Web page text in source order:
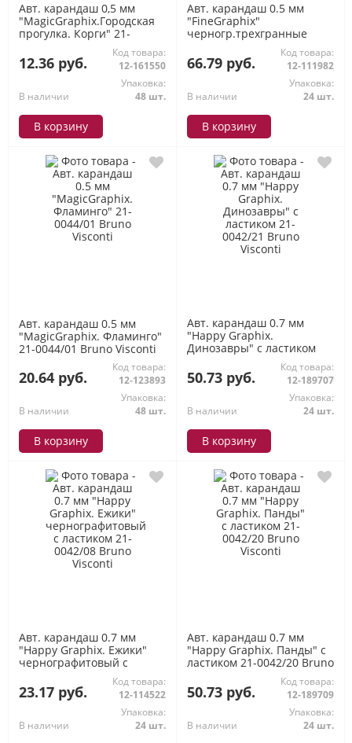
Авт. карандаш 0,5 мм
"MagicGraphix.Городская
прогулка. Корги" 21-
0044/17 Bruno Visconti
12.36 руб.
Код товара:
12-161550
В наличии
Упаковка:
48 шт.
В корзину
Авт. карандаш 0.5 мм
"FineGraphix"
черногр.трехгранные
цветной корпус 21-0001
Bruno Visconti
66.79 руб.
Код товара:
12-111982
В наличии
Упаковка:
24 шт.
В корзину
Авт. карандаш 0.5 мм
"MagicGraphix. Фламинго"
21-0044/01 Bruno Visconti
20.64 руб.
Код товара:
12-123893
В наличии
Упаковка:
48 шт.
В корзину
Авт. карандаш 0.7 мм
"Happy Graphix.
Динозавры" с ластиком
21-0042/21 Bruno Visconti
50.73 руб.
Код товара:
12-189707
В наличии
Упаковка:
24 шт.
В корзину
Авт. карандаш 0.7 мм
"Happy Graphix. Ежики"
чернографитовый с
ластиком 21-0042/08 Bruno
Visconti
23.17 руб.
Код товара:
12-114522
В наличии
Упаковка:
24 шт.
Авт. карандаш 0.7 мм
"Happy Graphix. Панды" с
ластиком 21-0042/20 Bruno
50.73 руб.
Код товара:
12-189709
В наличии
Упаковка:
24 шт.